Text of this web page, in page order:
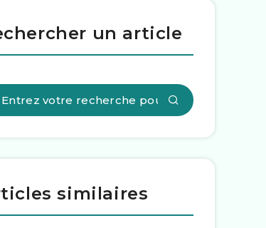
un article
similaires